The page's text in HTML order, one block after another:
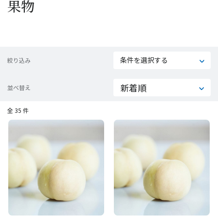
果物
絞り込み 条件を選択する
並べ替え
全 35 件